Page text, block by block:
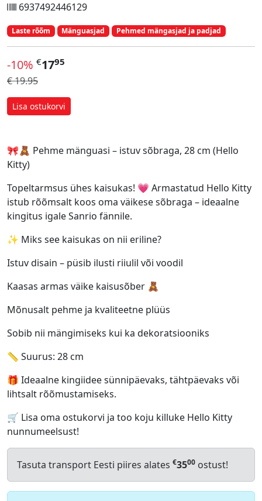
6937492446129
Laste rõõm Mänguasjad Pehmed mängasjad ja padjad
-10% €1795
€ 19.95
Lisa ostukorvi
🎀🧸 Pehme mänguasi – istuv sõbraga, 28 cm (Hello
Kitty)
Topeltarmsus ühes kaisukas! 💗 Armastatud Hello Kitty
istub rõõmsalt koos oma väikese sõbraga – ideaalne
kingitus igale Sanrio fännile.
✨ Miks see kaisukas on nii eriline?
Istuv disain – püsib ilusti riiulil või voodil
Kaasas armas väike kaisusõber 🧸
Mõnusalt pehme ja kvaliteetne plüüs
Sobib nii mängimiseks kui ka dekoratsiooniks
📏 Suurus: 28 cm
🎁 Ideaalne kingiidee sünnipäevaks, tähtpäevaks või
lihtsalt rõõmustamiseks.
🛒 Lisa oma ostukorvi ja too koju killuke Hello Kitty
nunnumeelsust!
Tasuta transport Eesti piires alates €3500 ostust!